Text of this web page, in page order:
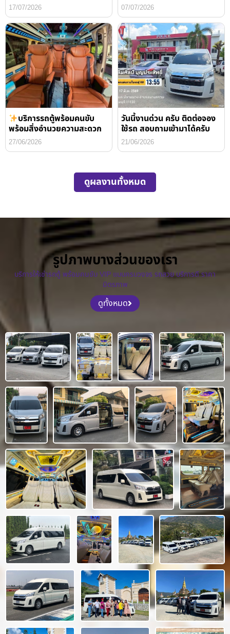
17/07/2026 07/07/2026
บริการรถตู้พร้อมคนขับ
พร้อมสิ่งอำนวยความสะดวก
27/06/2026
วันนี้งานด่วน ครับ ติดต่อจอง
ใช้รถ สอบถามเข้ามาได้ครับ
21/06/2026
ดูผลงานทั้งหมด
รูปภาพบางส่วนของเรา
บริการให้เช่ารถตู้ พร้อมคนขับ VIP แบบครบวงจร รถสวย บริการดี ราคา
มิตรภาพ
ดูทั้งหมด